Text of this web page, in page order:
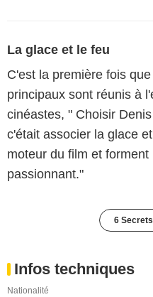
La glace et le feu
C'est la première fois
principaux sont réunis à
cinéastes, " Choisir
c'était associer la glace
moteur du film et
passionnant."
6
Infos techniques
Nationalité